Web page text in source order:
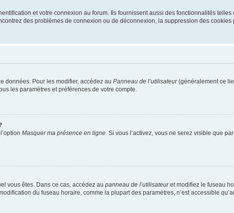
et votre connexion au forum. Ils fournissent aussi des fonctionnalités
des problèmes de connexion ou de déconnexion, la suppression des cookies
données. Pour les modifier, accédez au Panneau de l’utilisateur(généralement ce
les paramètres et préférences de votre compte.
Masquer ma présence en ligne. Si vous l’activez, vous ne serez visible que
vous êtes. Dans ce cas, accédez au panneau de l’utilisateuret modifiez le fuseau
du fuseau horaire, comme la plupart des paramètres, n’est accessible